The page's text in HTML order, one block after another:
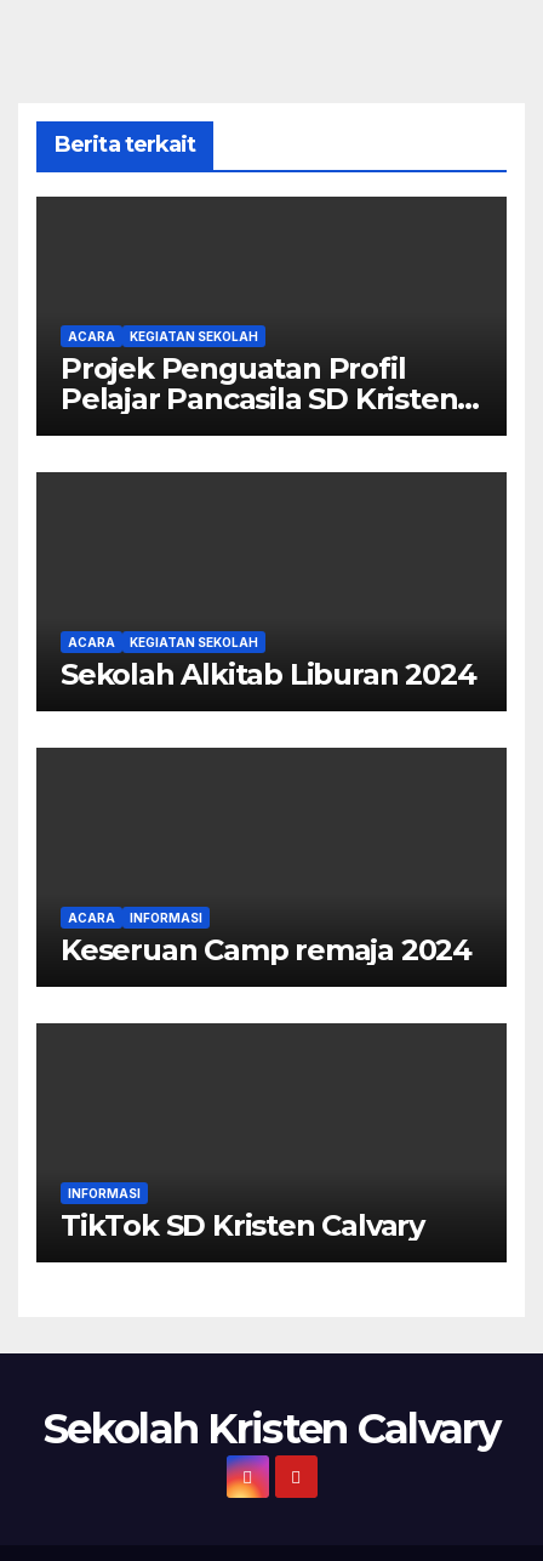
Berita terkait
ACARA KEGIATAN SEKOLAH
Projek Penguatan Profil
Pelajar Pancasila SD Kristen
Calvary
ACARA KEGIATAN SEKOLAH
Sekolah Alkitab Liburan 2024
ACARA INFORMASI
Keseruan Camp remaja 2024
INFORMASI
TikTok SD Kristen Calvary
Sekolah Kristen Calvary